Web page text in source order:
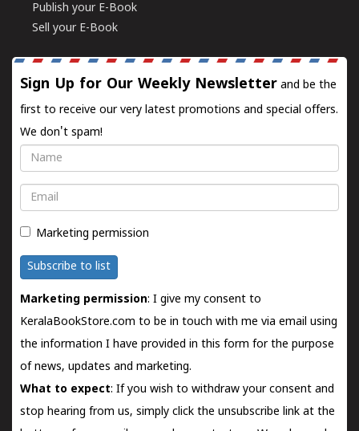
Publish your E-Book
Sell your E-Book
Sign Up for Our Weekly Newsletter and be the
first to receive our very latest promotions and special offers.
We don't spam!
Name
Email
Marketing permission
Subscribe to list
Marketing permission: I give my consent to
KeralaBookStore.com to be in touch with me via email using
the information I have provided in this form for the purpose
of news, updates and marketing.
What to expect: If you wish to withdraw your consent and
stop hearing from us, simply click the unsubscribe link at the